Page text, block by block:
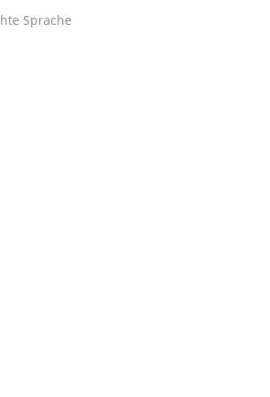
Sprache